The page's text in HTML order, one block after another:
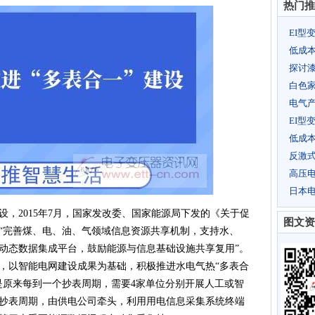
，2015年7月，国家发改委、国家能源局下发的《关于促
善煤、电、油、气领域信息资源共享机制，支持水、
数据集成平台，鼓励能源与信息基础设施共享复用”。
以智能电网建设成果为基础，积极推进水电气热“多表合
来每到一个抄表周期，需要4家单位分别开展人工或智
表周期，由供电公司牵头，利用用电信息采集系统终端
热门
EI型
低成
探讨
白色
电气
EI型
低成
反激
高压
日本
图文